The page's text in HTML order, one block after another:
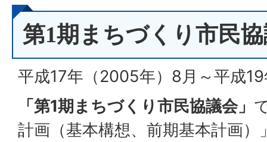
第1期まちづくり市民
平成17年（2005年）8月～平成
「第1期まちづくり市民協議会」
計画（基本構想、前期基本計画